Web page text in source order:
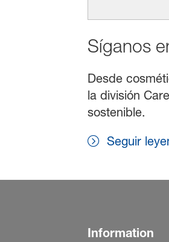
Síganos
Desde
la división
sostenible.
Seguir
Information